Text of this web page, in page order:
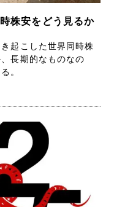
株安をどう見るか
起こした世界同時株
長期的なものなの
。